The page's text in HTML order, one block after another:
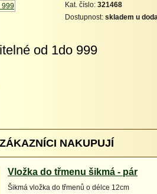
Kat. číslo: 321468
Dostupnost: skladem u
od 1do 999
NAKUPUJÍ
Vložka do třmenu šikmá - pár
Šikmá vložka do třmenů o délce 12cm